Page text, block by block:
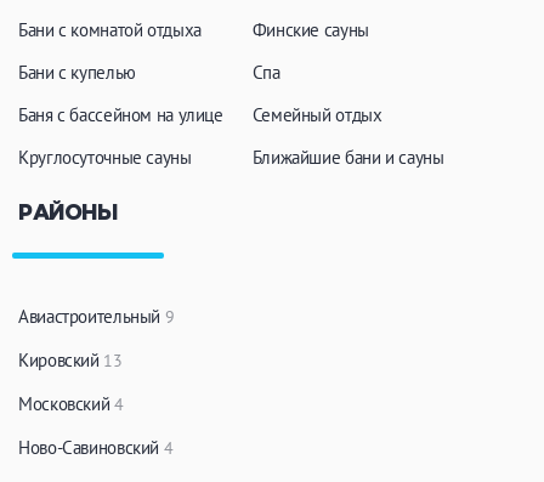
Бани с комнатой отдыха
Бани с купелью
Баня с бассейном на улице
Круглосуточные сауны
Финские сауны
Спа
Семейный отдых
Ближайшие бани и сауны
РАЙОНЫ
Авиастроительный 9
Кировский 13
Московский 4
Ново-Савиновский 4